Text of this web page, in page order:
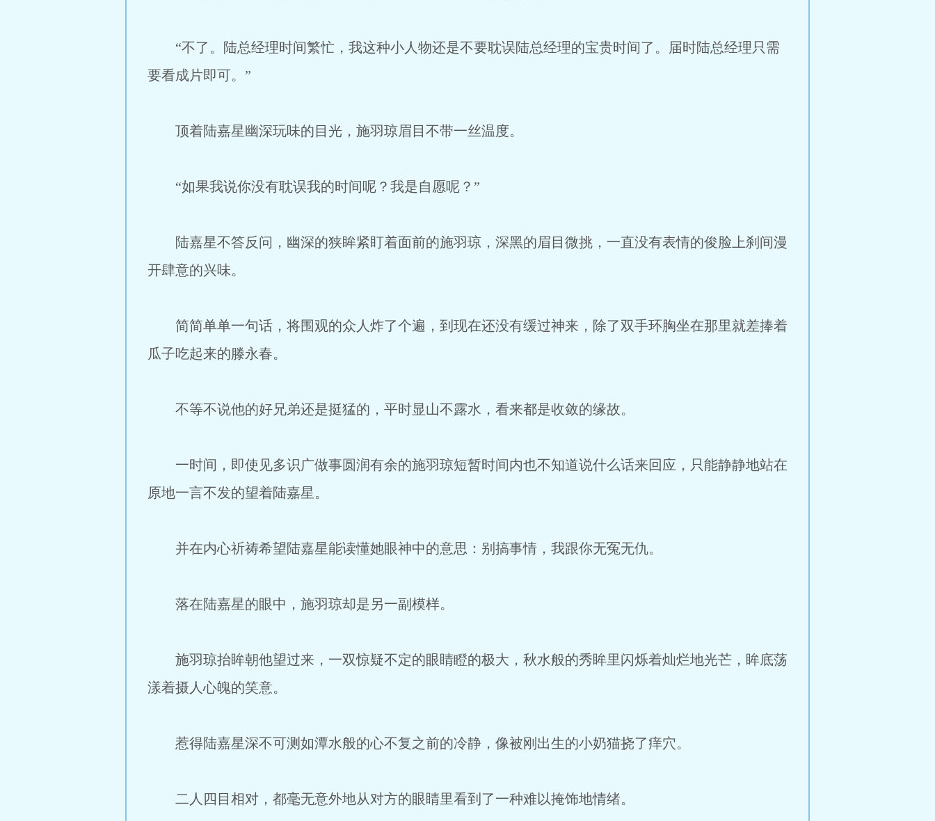
“不了。陆总经理时间繁忙，我这种小人物还是不要耽误陆总经理的宝贵时间了。届时陆总经理只需
要看成片即可。”
顶着陆嘉星幽深玩味的目光，施羽琼眉目不带一丝温度。
“如果我说你没有耽误我的时间呢？我是自愿呢？”
陆嘉星不答反问，幽深的狭眸紧盯着面前的施羽琼，深黑的眉目微挑，一直没有表情的俊脸上刹间漫
开肆意的兴味。
简简单单一句话，将围观的众人炸了个遍，到现在还没有缓过神来，除了双手环胸坐在那里就差捧着
瓜子吃起来的滕永春。
不等不说他的好兄弟还是挺猛的，平时显山不露水，看来都是收敛的缘故。
一时间，即使见多识广做事圆润有余的施羽琼短暂时间内也不知道说什么话来回应，只能静静地站在
原地一言不发的望着陆嘉星。
并在内心祈祷希望陆嘉星能读懂她眼神中的意思：别搞事情，我跟你无冤无仇。
落在陆嘉星的眼中，施羽琼却是另一副模样。
施羽琼抬眸朝他望过来，一双惊疑不定的眼睛瞪的极大，秋水般的秀眸里闪烁着灿烂地光芒，眸底荡
漾着摄人心魄的笑意。
惹得陆嘉星深不可测如潭水般的心不复之前的冷静，像被刚出生的小奶猫挠了痒穴。
二人四目相对，都毫无意外地从对方的眼睛里看到了一种难以掩饰地情绪。